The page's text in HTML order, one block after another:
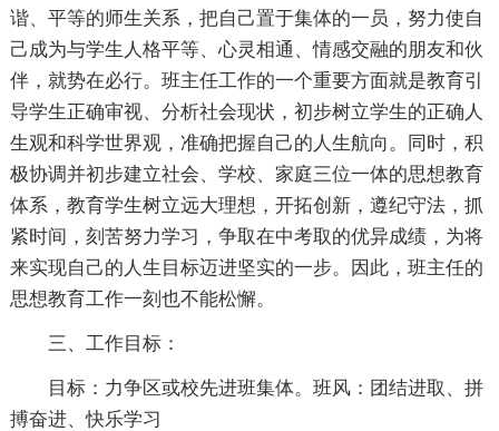
谐、平等的师生关系，把自己置于集体的一员，努力使自
己成为与学生人格平等、心灵相通、情感交融的朋友和伙
伴，就势在必行。班主任工作的一个重要方面就是教育引
导学生正确审视、分析社会现状，初步树立学生的正确人
生观和科学世界观，准确把握自己的人生航向。同时，积
极协调并初步建立社会、学校、家庭三位一体的思想教育
体系，教育学生树立远大理想，开拓创新，遵纪守法，抓
紧时间，刻苦努力学习，争取在中考取的优异成绩，为将
来实现自己的人生目标迈进坚实的一步。因此，班主任的
思想教育工作一刻也不能松懈。
三、工作目标：
目标：力争区或校先进班集体。班风：团结进取、拼
搏奋进、快乐学习